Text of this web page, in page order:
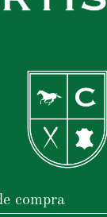
compra